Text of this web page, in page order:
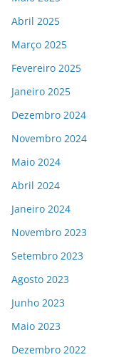
Abril 2025
Março 2025
Fevereiro 2025
Janeiro 2025
Dezembro 2024
Novembro 2024
Maio 2024
Abril 2024
Janeiro 2024
Novembro 2023
Setembro 2023
Agosto 2023
Junho 2023
Maio 2023
Dezembro 2022